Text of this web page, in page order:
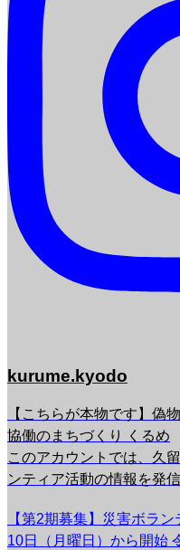
kurume.kyodo
【こちらが本物です】偽
協働のまちづくり くるめ
このアカウントでは、久
ンティア活動の情報を発
【第2期募集】災害ボラ
10日（月曜日）から開始